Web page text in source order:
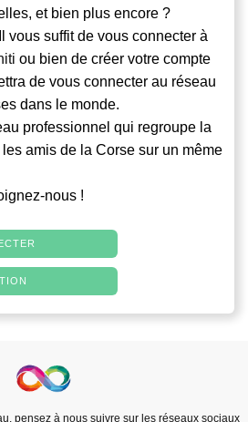
et bien plus encore ?
vous suffit de vous connecter à
ou bien de créer votre compte
de vous connecter au réseau
dans le monde.
professionnel qui regroupe la
amis de la Corse sur un même
nous !
pensez à nous suivre sur les réseaux sociaux